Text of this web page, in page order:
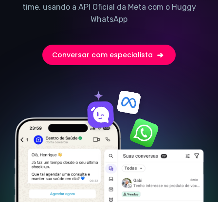
time, usando a API Oficial da Meta com o Huggy
WhatsApp
Conversar com especialista